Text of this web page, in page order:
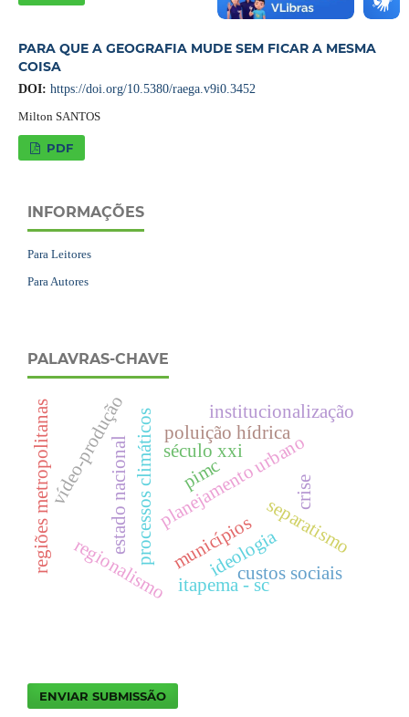
PARA QUE A GEOGRAFIA MUDE SEM FICAR A MESMA
COISA
DOI: https://doi.org/10.5380/raega.v9i0.3452
Milton SANTOS
PDF
INFORMAÇÕES
Para Leitores
Para Autores
PALAVRAS-CHAVE
planejamento urbano
ideologia
processos climáticos poluição hídrica
regionalismo
separatismo
crise
estado nacional
itapema - sc
vídeo-produção pimc
municípios
regiões metropolitanas institucionalização
custos sociais
século xxi
ENVIAR SUBMISSÃO